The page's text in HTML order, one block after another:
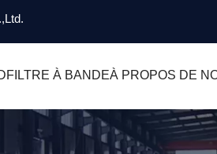
FILTRE À BANDEÀ PROPOS DE